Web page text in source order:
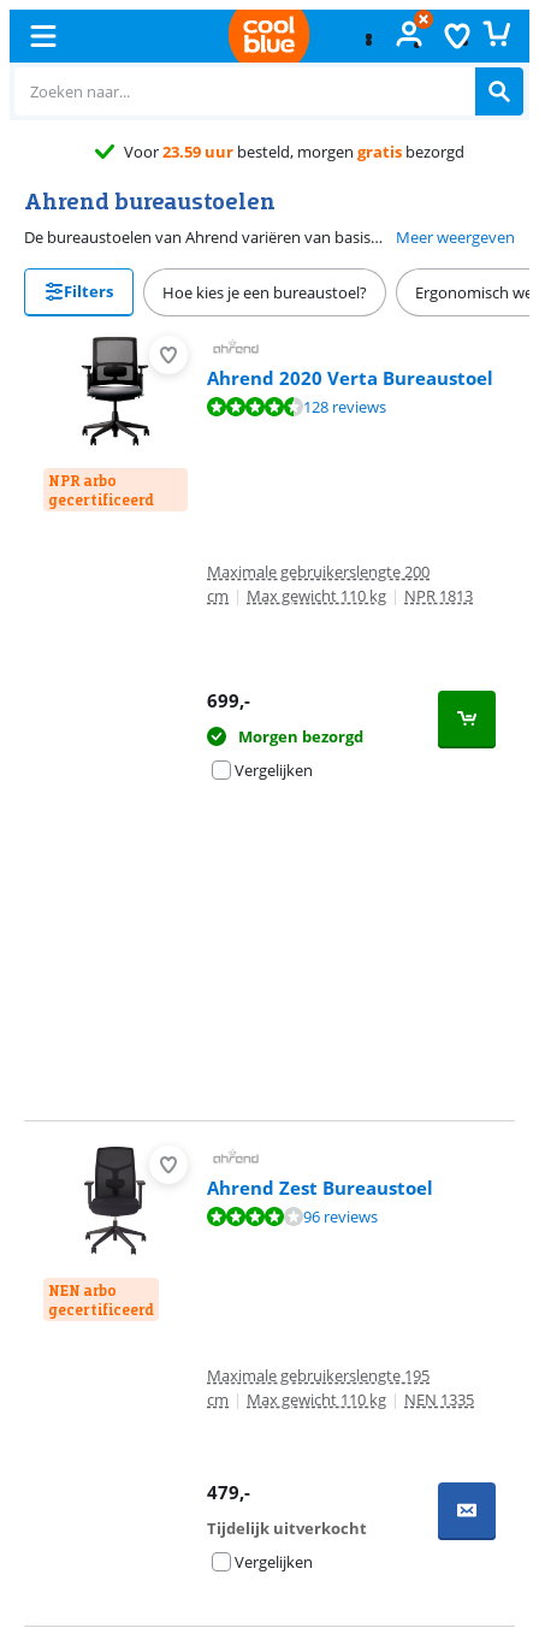
Voor23.59 uurbesteld, morgen gratisbezorgd
Ahrend bureaustoelen
De bureaustoelen van Ahrend variëren van basismodel tot topklasse. Zo is er voor iedereen een geschikte bureaustoel. Zelfs bij het thuis werken is een goede bureaustoel belangrijk. Zit je niet urenlang achter elkaar op een bureaustoel te werken? Dan is het basismodel goed genoeg. Voor meer zituren en zitcomfort is een ergonomische bureaustoel met diverse verstelopties aan te raden. Het belangrijkst is dat je een goede houding aanneemt en hierdoor ergonomisch werkt. Met een betere ergonomie voorkom je lichamelijke klachten. Let dus altijd goed op hoe je zit en kies aan bureaustoel van Ahrend die past bij jouw gebruik. Meer weergeven
Filters Hoe kies je een bureaustoel? Ergonomisch
NPR arbo
gecertificeerd
Ahrend 2020 Verta Bureaustoel
Beoordeling is 9,1 van de 10, gebaseerd op 128 reviews.
128 reviews
Maximale gebruikerslengte 200
cm | Max gewicht 110 kg | NPR 1813
699,-
Morgen bezorgd
Vergelijken
NEN arbo
gecertificeerd
Ahrend Zest Bureaustoel
Beoordeling is 8,3 van de 10, gebaseerd op 96 reviews.
96 reviews
Maximale gebruikerslengte 195
cm | Max gewicht 110 kg | NEN 1335
479,-
Tijdelijk uitverkocht
Vergelijken